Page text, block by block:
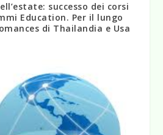
successo dei corsi
Education. Per il lungo
di Thailandia e Usa